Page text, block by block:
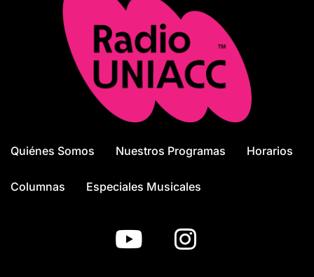
Quiénes Somos Nuestros Programas Horarios
Columnas Especiales Musicales